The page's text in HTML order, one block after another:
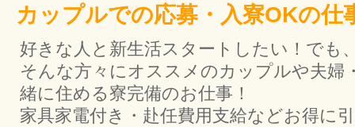
カップルでの応募・入寮OKの仕
好きな人と新生活スタートしたい！でも
そんな方々にオススメのカップルや夫婦
緒に住める寮完備のお仕事！
家具家電付き・赴任費用支給などお得に